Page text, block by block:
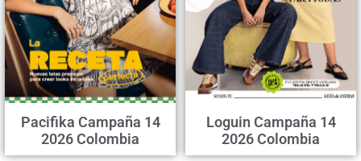
Pacifika Campaña 14
2026 Colombia
Loguin Campaña 14
2026 Colombia